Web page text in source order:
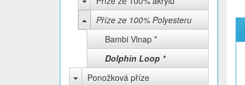
Příze ze 100% Polyesteru
Bambi Vlnap *
Dolphin Loop *
Ponožková příze